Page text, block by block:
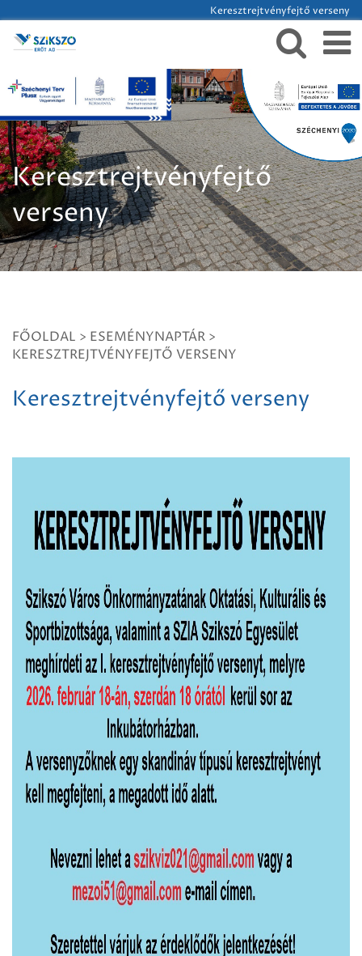
Keresztrejtvényfejtő verseny
Keresztrejtvényfejtő
verseny
FŐOLDAL > ESEMÉNYNAPTÁR >
KERESZTREJTVÉNYFEJTŐ VERSENY
Keresztrejtvényfejtő verseny